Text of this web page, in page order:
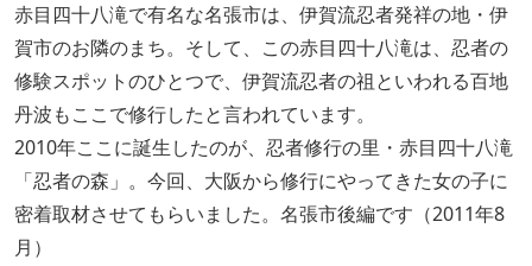
赤目四十八滝で有名な名張市は、伊賀流忍者発祥の地・伊
賀市のお隣のまち。そして、この赤目四十八滝は、忍者の
修験スポットのひとつで、伊賀流忍者の祖といわれる百地
丹波もここで修行したと言われています。
2010年ここに誕生したのが、忍者修行の里・赤目四十八滝
「忍者の森」。今回、大阪から修行にやってきた女の子に
密着取材させてもらいました。名張市後編です（2011年8
月）